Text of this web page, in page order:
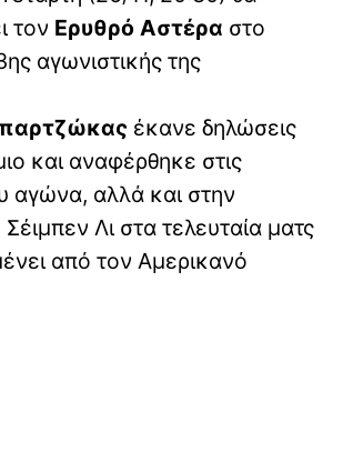
τον Ερυθρό Αστέρα στο
αγωνιστικής της
έκανε δηλώσεις
και αναφέρθηκε στις
αγώνα, αλλά και στην
Λι στα τελευταία ματς
από τον Αμερικανό